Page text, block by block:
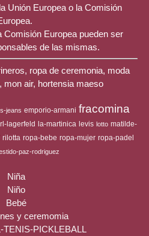
Unión Europea o la Comisión
Comisión Europea pueden ser
de las mismas.
ropa de ceremonia, moda
mon air, hortensia maeso
jeans emporio-armani fracomina
lagerfeld la-martinica levis lotto matilde-
rilotta ropa-bebe ropa-mujer ropa-padel
paz-rodriguez
Niña
Niño
Bebé
y ceremomia
TENIS-PICKLEBALL